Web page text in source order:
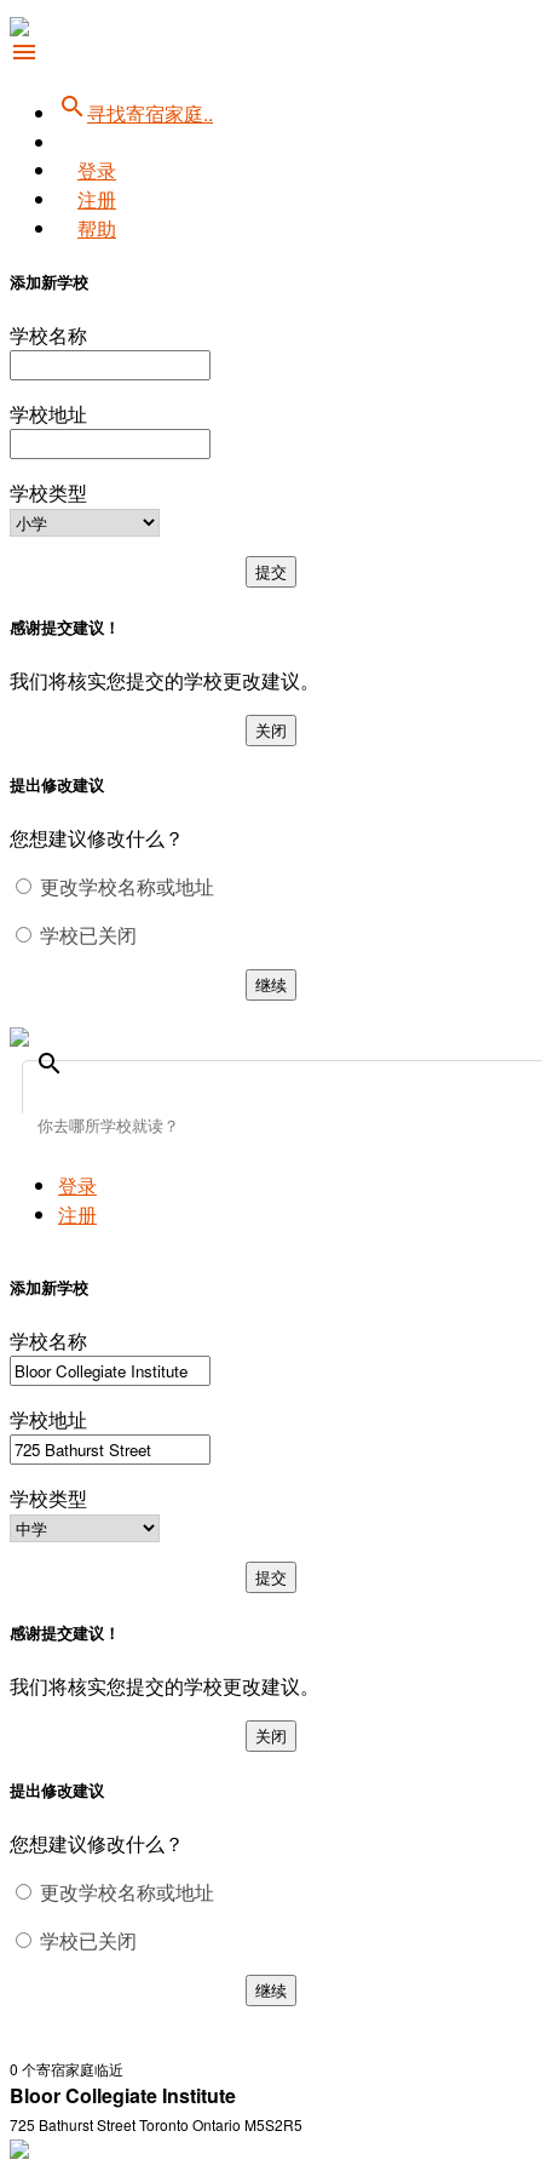
menu
search寻找寄宿家庭..
登录
注册
帮助
添加新学校
学校名称
学校地址
学校类型
提交
感谢提交建议！
我们将核实您提交的学校更改建议。
关闭
提出修改建议
您想建议修改什么？
更改学校名称或地址
学校已关闭
继续
search
登录
注册
添加新学校
学校名称
学校地址
学校类型
提交
感谢提交建议！
我们将核实您提交的学校更改建议。
关闭
提出修改建议
您想建议修改什么？
更改学校名称或地址
学校已关闭
继续
0 个寄宿家庭临近
Bloor Collegiate Institute
725 Bathurst Street Toronto Ontario M5S2R5